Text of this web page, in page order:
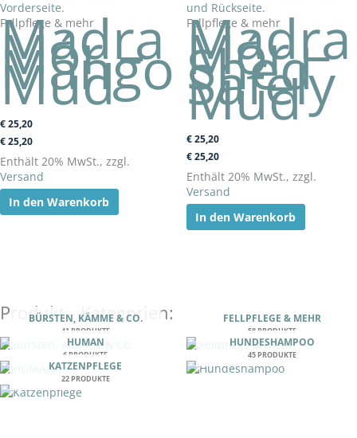
Fellpflege & mehr
Madra
Mór –
Mango
Mud
€25,20
€25,20
Enthält 20% MwSt., zzgl.
Versand
In den Warenkorb
Fellpflege & mehr
Madra
Mór –
Shed
Safely
Mud
€25,20
€25,20
Enthält 20% MwSt., zzgl.
Versand
In den Warenkorb
Produkt - Kategorien:
BÜRSTEN, KÄMME & CO.
41 PRODUKTE
FELLPFLEGE & MEHR
58 PRODUKTE
HUMAN
6 PRODUKTE
HUNDESHAMPOO
45 PRODUKTE
KATZENPFLEGE
22 PRODUKTE